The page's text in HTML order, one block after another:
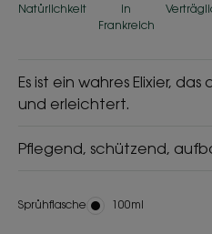
Natürlichkeit
in
Frankreich
Es ist ein wahres Elixier,
und erleichtert.
Pflegend, schützend,
Sprühflasche Sprühflasche
100ml